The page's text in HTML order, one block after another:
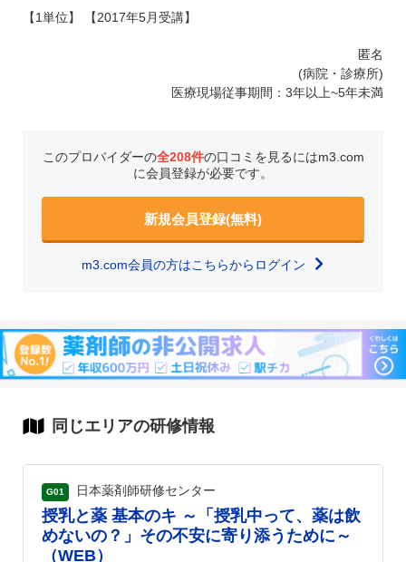
【1単位】 【2017年5月受講】
匿名
(病院・診療所)
医療現場従事期間：3年以上~5年未満
このプロバイダーの全208件の口コミを見るにはm3.com
に会員登録が必要です。
新規会員登録(無料)
m3.com会員の方はこちらからログイン
同じエリアの研修情報
G01 日本薬剤師研修センター
授乳と薬 基本のキ ～「授乳中って、薬は飲
めないの？」その不安に寄り添うために～
（WEB）